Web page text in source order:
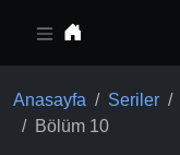
Anasayfa Seriler
Bölüm 10